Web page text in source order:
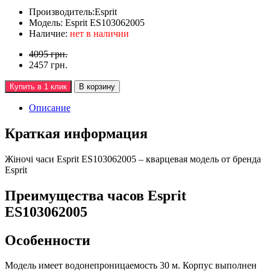
Производитель:Esprit
Модель: Esprit ES103062005
Наличие: нет в наличии
4095 грн.
2457 грн.
Купить в 1 клик В корзину
Описание
Краткая информация
Жiночi часи Esprit ES103062005 – кварцевая модель от бренда
Esprit
Преимущества часов Esprit
ES103062005
Особенности
Модель имеет водонепроницаемость 30 м. Корпус выполнен